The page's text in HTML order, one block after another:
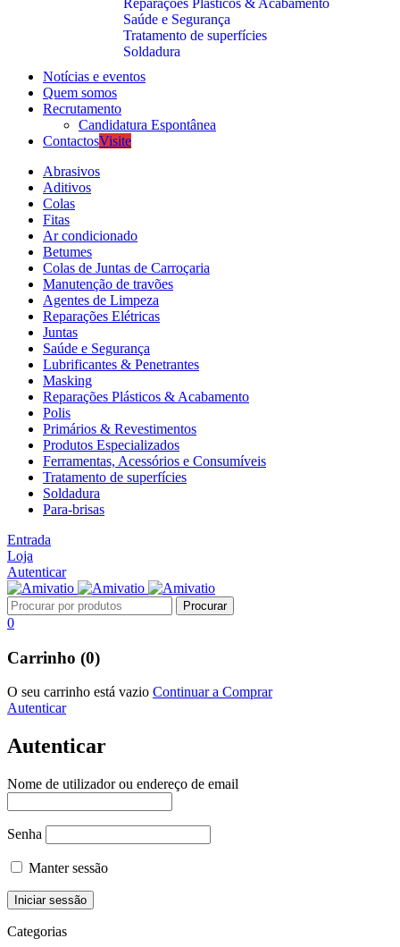
Saúde e Segurança
Tratamento de superfícies
Soldadura
Notícias e eventos
Quem somos
Recrutamento
Candidatura Espontânea
ContactosVisite
Abrasivos
Aditivos
Colas
Fitas
Ar condicionado
Betumes
Colas de Juntas de Carroçaria
Manutenção de travões
Agentes de Limpeza
Reparações Elétricas
Juntas
Saúde e Segurança
Lubrificantes & Penetrantes
Masking
Reparações Plásticos & Acabamento
Polis
Primários & Revestimentos
Produtos Especializados
Ferramentas, Acessórios e Consumíveis
Tratamento de superfícies
Soldadura
Para-brisas
Entrada
Loja
Autenticar
0
Carrinho (0)
O seu carrinho está vazio Continuar a Comprar
Autenticar
Autenticar
Nome de utilizador ou endereço de email
Senha
Manter sessão
Categorias